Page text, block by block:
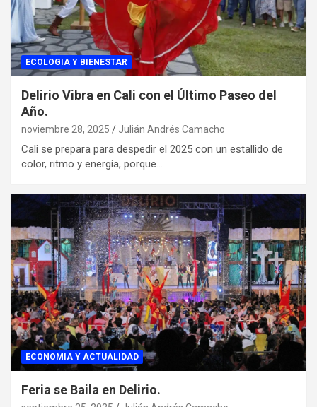
ECOLOGIA Y BIENESTAR
Delirio Vibra en Cali con el Último Paseo del
Año.
noviembre 28, 2025 Julián Andrés Camacho
Cali se prepara para despedir el 2025 con un estallido de
color, ritmo y energía, porque…
ECONOMIA Y ACTUALIDAD
Feria se Baila en Delirio.